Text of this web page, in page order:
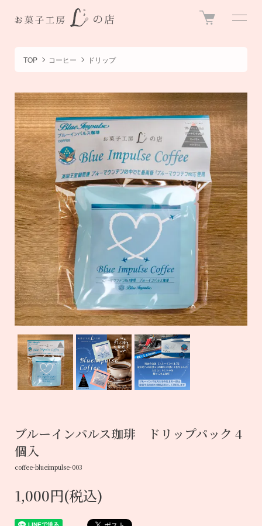
TOP コーヒー ドリップ
ブルーインパルス珈琲 ドリップパック 4
個入
coffee-blueimpulse-003
1,000円(税込)